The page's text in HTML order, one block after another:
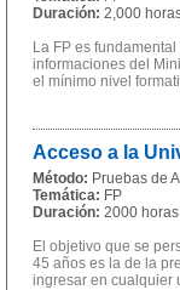
Duración: 2,000
La FP es
informaciones del
el mínimo nivel
Acceso a la
Método: Pruebas de
Temática: FP
Duración: 2000 horas
El objetivo que se
45 años es la de la
ingresar en cualquier